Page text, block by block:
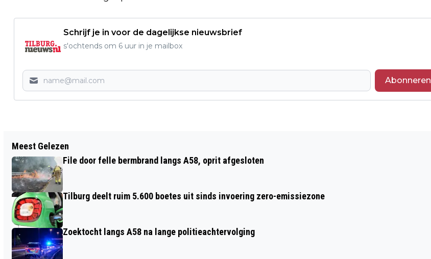
Schrijf je in voor de dagelijkse nieuwsbrief
s'ochtends om 6 uur in je mailbox
Abonneren
POLITIE ZOEKT DADER VAN ZWARE
MISHANDELING TIJDENS STAPAVOND
DOOR TILBURG EN ROEPEN OP TOT
Meest Gelezen
File door felle bermbrand langs A58, oprit afgesloten
Tilburg deelt ruim 5.600 boetes uit sinds invoering zero-emissiezone
Zoektocht langs A58 na lange politieachtervolging